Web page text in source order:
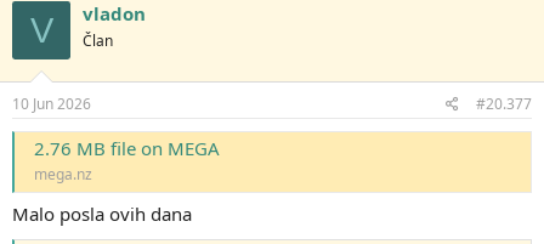
V vladon
Član
10 Jun 2026 #20.377
2.76 MB file on MEGA
mega.nz
Malo posla ovih dana